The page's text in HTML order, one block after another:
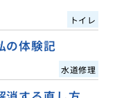
トイレ
の体験記
水道修理